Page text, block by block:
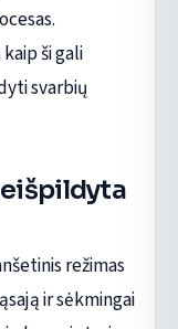
ši gali
svarbių
režimas
ir sėkmingai